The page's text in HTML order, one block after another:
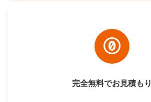
完全無料でお見積もり